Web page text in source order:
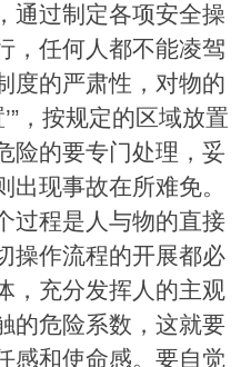
通过制定各项安全操
，任何人都不能凌驾
度的严肃性，对物的
，按规定的区域放置
险的要专门处理，妥
现事故在所难免。
过程是人与物的直接
操作流程的开展都必
，充分发挥人的主观
的危险系数，这就要
感和使命感。要自觉